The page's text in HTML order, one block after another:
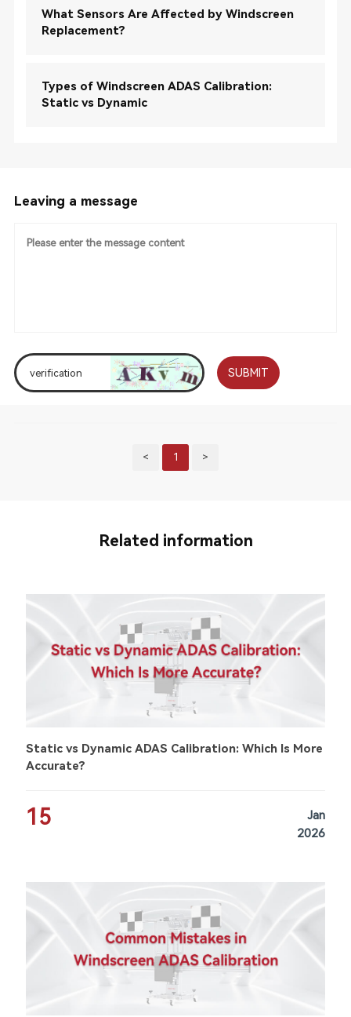
What Sensors Are Affected by Windscreen
Replacement?
Types of Windscreen ADAS Calibration:
Static vs Dynamic
Leaving a message
SUBMIT
< 1 >
Related information
Static vs Dynamic ADAS Calibration: Which Is More
Accurate?
15
Jan
2026